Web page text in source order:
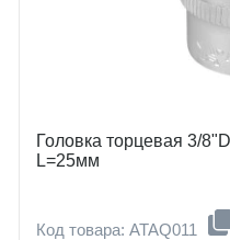
Головка торцевая 3/
L=25мм
Код товара: ATAQ011